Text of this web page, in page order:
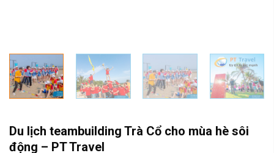
Du lịch teambuilding Trà Cổ cho mùa hè sôi
động – PT Travel